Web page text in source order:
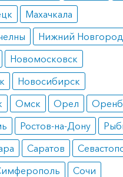
нарушения метаболизма
печеночная
негативными
головокружение
В то же время может быть
частоты
нечеткость
Махачкала
Нижний Новгород
Новомосковск
Новосибирск
Омск Орел
Ростов-на-Дону
Саратов
Сочи